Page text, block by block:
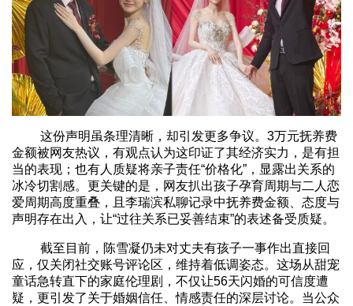
这份声明虽条理清晰，却引发更多争议。3万元抚养费
金额被网友热议，有观点认为这印证了其经济实力，是有担
当的表现；也有人质疑将亲子责任“价格化”，显露出关系的
冰冷切割感。更关键的是，网友扒出孩子孕育周期与二人恋
爱周期高度重叠，且李瑞滨私聊记录中抚养费金额、态度与
声明存在出入，让“过往关系已妥善结束”的表述备受质疑。
截至目前，陈雪凝仍未对丈夫有孩子一事作出直接回
应，仅关闭社交账号评论区，维持着低调姿态。这场从甜宠
童话急转直下的家庭伦理剧，不仅让56天闪婚的可信度遭
疑，更引发了关于婚姻信任、情感责任的深层讨论。当公众